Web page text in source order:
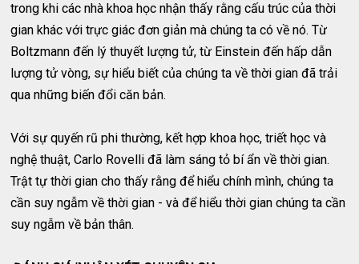
trong khi các nhà khoa học nhận thấy rằng cấu trúc của thời
gian khác với trực giác đơn giản mà chúng ta có về nó. Từ
Boltzmann đến lý thuyết lượng tử, từ Einstein đến hấp dẫn
lượng tử vòng, sự hiểu biết của chúng ta về thời gian đã trải
qua những biến đổi căn bản.
Với sự quyến rũ phi thường, kết hợp khoa học, triết học và
nghệ thuật, Carlo Rovelli đã làm sáng tỏ bí ẩn về thời gian.
Trật tự thời gian cho thấy rằng để hiểu chính mình, chúng ta
cần suy ngẫm về thời gian - và để hiểu thời gian chúng ta cần
suy ngẫm về bản thân.